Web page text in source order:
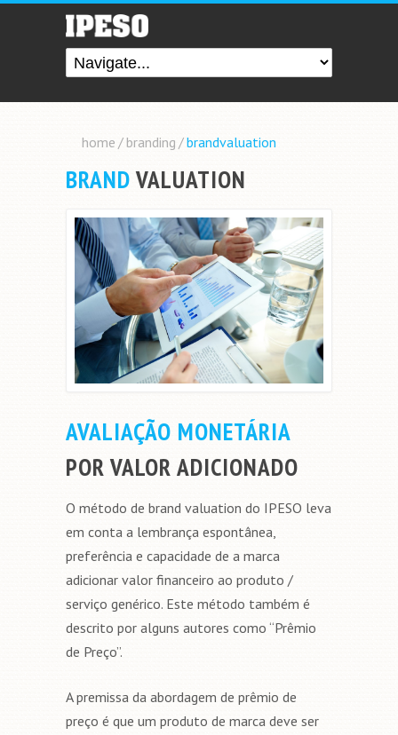
home /branding /brandvaluation
BRANDVALUATION
AVALIAÇÃO MONETÁRIA
POR VALOR ADICIONADO
O método de brand valuation do IPESO leva
em conta a lembrança espontânea,
preferência e capacidade de a marca
adicionar valor financeiro ao produto /
serviço genérico. Este método também é
descrito por alguns autores como “Prêmio
de Preço”.
A premissa da abordagem de prêmio de
preço é que um produto de marca deve ser